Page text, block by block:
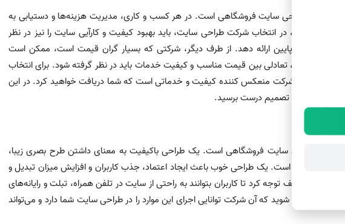
شرکت طراحی سایت فروشگاهی است. در هر کسب و کاری، مدیریت هزینه‌ها و دستیابی به
این حال، در انتخاب شرکت طراحی سایت، باید بهبود کیفیت و کارآیی سایت را نیز در نظر
با کیفیت پایین ارائه دهد. از طرف دیگر، شرکتی که بسیار گران قیمت است، ممکن است
باشد. بنابراین، تعادلی بین قیمت مناسب و کیفیت خدمات باید در نظر گرفته شود. برای انتخاب
شده توسط شرکت منعکس کننده کیفیت و خدماتی است که شما دریافت خواهید کرد. در این
کند تا به یک تصمیم درست برسید.
شرکت طراحی سایت فروشگاهی است. یک طراحی باکیفیت به معنای داشتن طرح بصری زیبا،
صفحات است. یک طراحی خوب باعث ایجاد اعتماد، جذب کاربران و افزایش میزان تبدیل و
مختلف توجه کرد تا کاربران بتوانند به راحتی از سایت در تلفن همراه، تبلت و رایانه‌های
مطمئن شوید که آن شرکت توانایی اجرای این موارد را در طراحی سایت شما دارد و می‌تواند